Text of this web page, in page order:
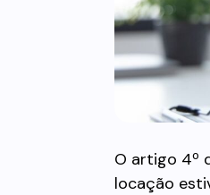
O artigo 4º
locação